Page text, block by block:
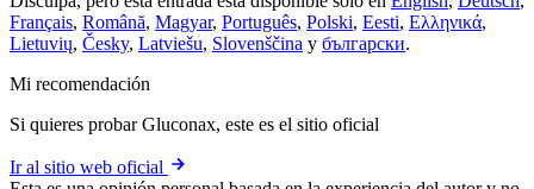
Français, Română, Magyar, Português, Polski, Eesti, Ελληνικά,
Lietuvių, Česky, Latviešu, Slovenščina y български.
Mi recomendación
Si quieres probar Gluconax, este es el sitio oficial
Ir al sitio web oficial